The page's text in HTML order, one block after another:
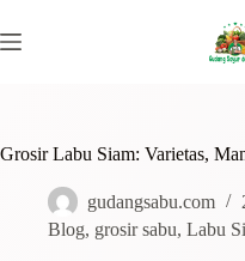
Grosir Labu Siam: Varietas,
gudangsabu.com
Blog, grosir sabu, Labu